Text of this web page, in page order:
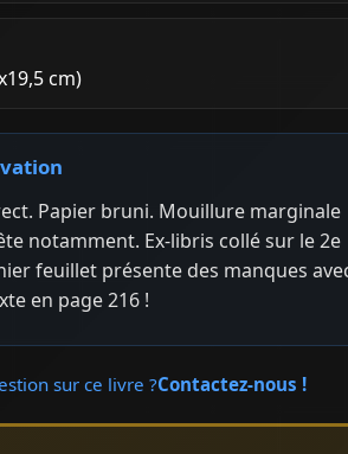
cm)
Papier bruni. Mouillure marginale
notamment. Ex-libris collé sur le 2e
feuillet présente des manques
en page 216 !
sur ce livre ?Contactez-nous !